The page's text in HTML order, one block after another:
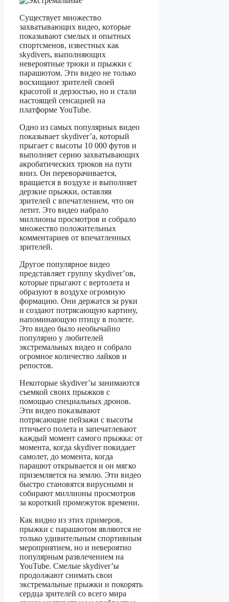
Существует множество
захватывающих видео, которые
показывают смелых и опытных
спортсменов, известных как
skydivers, выполняющих
невероятные трюки и прыжки с
парашютом. Эти видео не только
восхищают зрителей своей
красотой и дерзостью, но и стали
настоящей сенсацией на
платформе YouTube.
Одно из самых популярных видео
показывает skydiver’а, который
прыгает с высоты 10 000 футов и
выполняет серию захватывающих
акробатических трюков на пути
вниз. Он переворачивается,
вращается в воздухе и выполняет
дерзкие прыжки, оставляя
зрителей с впечатлением, что он
летит. Это видео набрало
миллионы просмотров и собрало
множество положительных
комментариев от впечатленных
зрителей.
Другое популярное видео
представляет группу skydiver’ов,
которые прыгают с вертолета и
образуют в воздухе огромную
формацию. Они держатся за руки
и создают потрясающую картину,
напоминающую птицу в полете.
Это видео было необычайно
популярно у любителей
экстремальных видео и собрало
огромное количество лайков и
репостов.
Некоторые skydiver’ы занимаются
съемкой своих прыжков с
помощью специальных дронов.
Эти видео показывают
потрясающие пейзажи с высоты
птичьего полета и запечатлевают
каждый момент самого прыжка: от
момента, когда skydiver покидает
самолет, до момента, когда
парашют открывается и он мягко
приземляется на землю. Эти видео
быстро становятся вирусными и
собирают миллионы просмотров
за короткий промежуток времени.
Как видно из этих примеров,
прыжки с парашютом являются не
только удивительным спортивным
мероприятием, но и невероятно
популярным развлечением на
YouTube. Смелые skydiver’ы
продолжают снимать свои
экстремальные прыжки и покорять
сердца зрителей со всего мира